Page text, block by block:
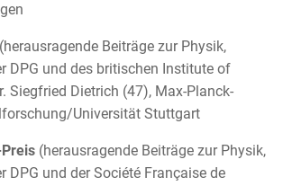
(herausragende Beiträge zur Physik,
DPG und des britischen Institute of
Siegfried Dietrich (47), Max-Planck-
Universität Stuttgart
(herausragende Beiträge zur Physik,
DPG und der Société Française de